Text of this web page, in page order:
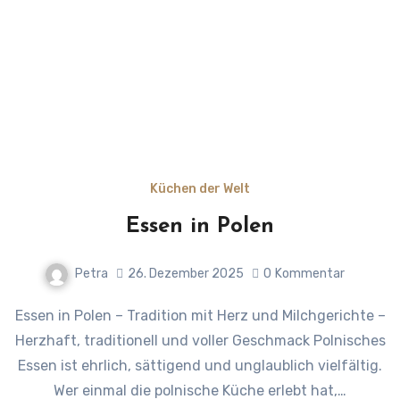
Küchen der Welt
Essen in Polen
Petra 26. Dezember 2025 0 Kommentar
Essen in Polen – Tradition mit Herz und Milchgerichte –
Herzhaft, traditionell und voller Geschmack Polnisches
Essen ist ehrlich, sättigend und unglaublich vielfältig.
Wer einmal die polnische Küche erlebt hat,…